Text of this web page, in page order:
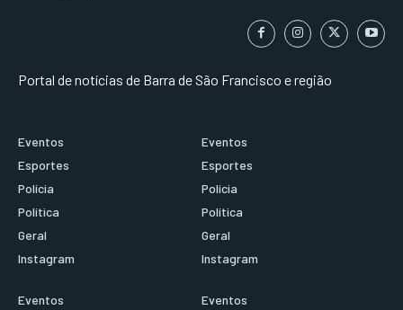
Portal de notícias de Barra de São Francisco e região
Eventos
Esportes
Polícia
Política
Geral
Instagram
Eventos
Esportes
Polícia
Política
Geral
Instagram
Eventos Eventos